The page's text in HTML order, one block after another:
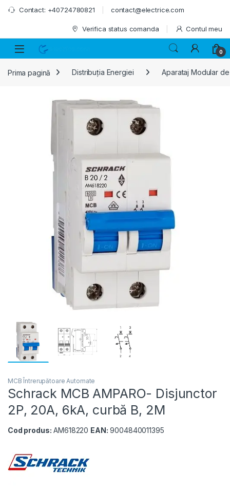
Skip to navigation
Skip to content
Contact: +40724780821 contact@electrice.com
Verifica status comanda Contul meu
0
Prima pagină Distribuția Energiei Aparataj Modular
MCB Întrerupătoare Automate
Schrack MCB AMPARO- Disjunctor
2P, 20A, 6kA, curbă B, 2M
Cod produs: AM618220 EAN: 9004840011395